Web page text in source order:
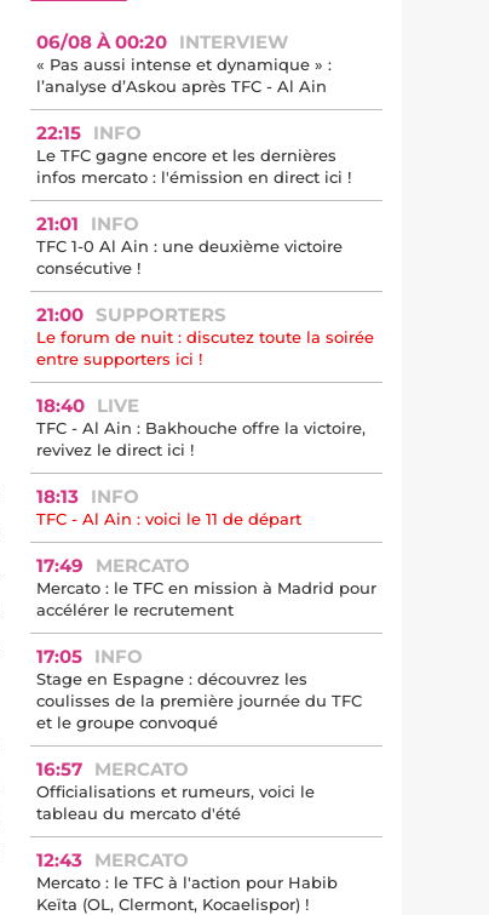
06/08 À 00:20 INTERVIEW
« Pas aussi intense et dynamique » :
l’analyse d’Askou après TFC - Al Ain
22:15 INFO
Le TFC gagne encore et les dernières
infos mercato : l'émission en direct ici !
21:01 INFO
TFC 1-0 Al Ain : une deuxième victoire
consécutive !
21:00 SUPPORTERS
Le forum de nuit : discutez toute la soirée
entre supporters ici !
18:40 LIVE
TFC - Al Ain : Bakhouche offre la victoire,
revivez le direct ici !
18:13 INFO
TFC - Al Ain : voici le 11 de départ
17:49 MERCATO
Mercato : le TFC en mission à Madrid pour
accélérer le recrutement
17:05 INFO
Stage en Espagne : découvrez les
coulisses de la première journée du TFC
et le groupe convoqué
16:57 MERCATO
Officialisations et rumeurs, voici le
tableau du mercato d'été
12:43 MERCATO
Mercato : le TFC à l'action pour Habib
Keïta (OL, Clermont, Kocaelispor) !